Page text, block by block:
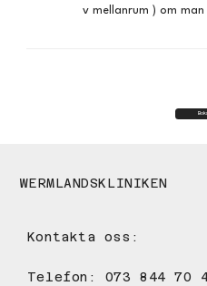
v mellanrum ) om
WERMLANDSKLINIKEN
Kontakta oss:
Telefon: 073 844 70